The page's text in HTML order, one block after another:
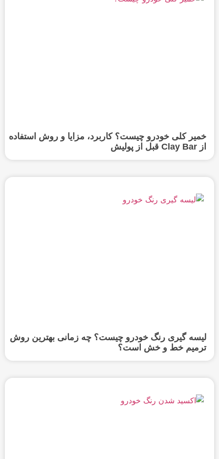
خمیر کلی خودرو چیست؟ کاربرد، مزایا و روش استفاده
از Clay Bar قبل از پولیش
لیسه گیری رنگ خودرو چیست؟ چه زمانی بهترین روش
ترمیم خط و خش است؟